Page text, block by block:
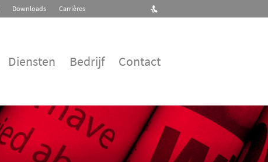
Downloads Carrières
Diensten Bedrijf Contact